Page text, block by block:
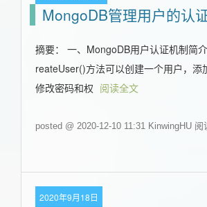
MongoDB管理用户的认
摘要： 一、MongoDB用户认证机制简
reateUser()方法可以创建一个用户，
修改密码和权 阅读全文
posted @ 2020-12-10 11:31 KinwingHU 阅
2020年9月18日